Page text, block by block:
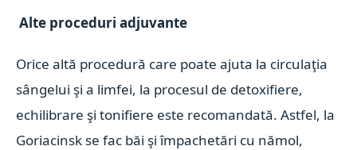
Alte proceduri adjuvante
Orice altă procedură care poate ajuta la circulaţia
sângelui şi a limfei, la procesul de detoxifiere,
echilibrare şi tonifiere este recomandată. Astfel, la
Goriacinsk se fac băi şi împachetări cu nămol,